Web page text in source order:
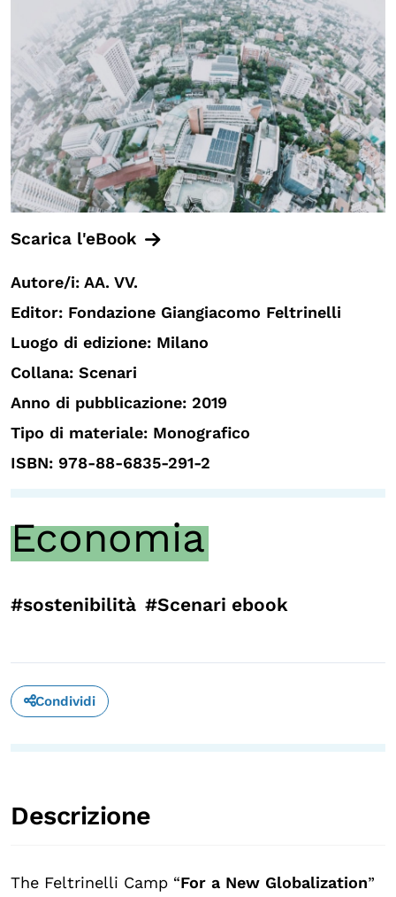
Scarica l'eBook
Autore/i: AA. VV.
Editor: Fondazione Giangiacomo Feltrinelli
Luogo di edizione: Milano
Collana: Scenari
Anno di pubblicazione: 2019
Tipo di materiale: Monografico
ISBN: 978-88-6835-291-2
Economia
#sostenibilità #Scenari ebook
Condividi
Descrizione
The Feltrinelli Camp “For a New Globalization”